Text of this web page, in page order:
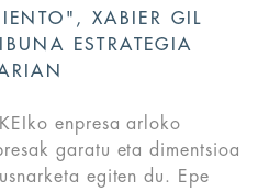
XABIER GIL
ESTRATEGIA
enpresa arloko
garatu eta dimentsioa
egiten du. Epe